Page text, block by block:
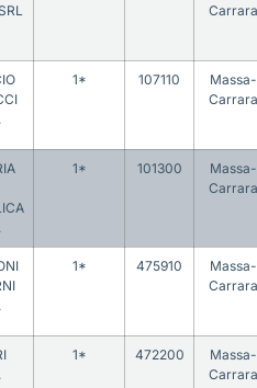
Carrara
1* 107110
Massa-
Carrara
1* 101300
Massa-
Carrara
1* 475910
Massa-
Carrara
1* 472200
Massa-
Carrara